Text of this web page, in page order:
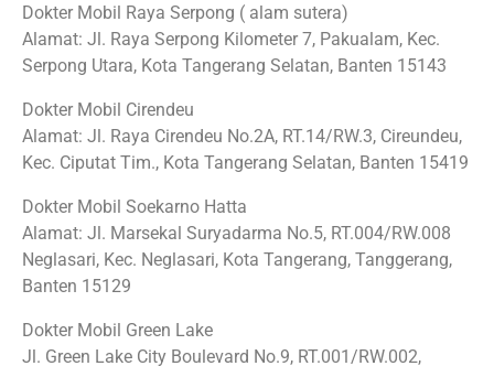
Dokter Mobil Raya Serpong ( alam sutera)
Alamat: Jl. Raya Serpong Kilometer 7, Pakualam, Kec.
Serpong Utara, Kota Tangerang Selatan, Banten 15143
Dokter Mobil Cirendeu
Alamat: Jl. Raya Cirendeu No.2A, RT.14/RW.3, Cireundeu,
Kec. Ciputat Tim., Kota Tangerang Selatan, Banten 15419
Dokter Mobil Soekarno Hatta
Alamat: Jl. Marsekal Suryadarma No.5, RT.004/RW.008
Neglasari, Kec. Neglasari, Kota Tangerang, Tanggerang,
Banten 15129
Dokter Mobil Green Lake
Jl. Green Lake City Boulevard No.9, RT.001/RW.002,